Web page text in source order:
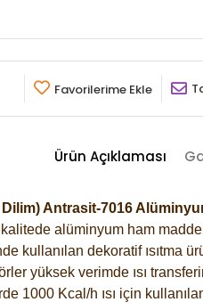
Favorilerime Ekle
Ürün Açıklaması
Antrasit-7016
alüminyum ham
kullanılan dekoratif ısıtma
yüksek verimde ısı
1000 Kcal/h ısı için